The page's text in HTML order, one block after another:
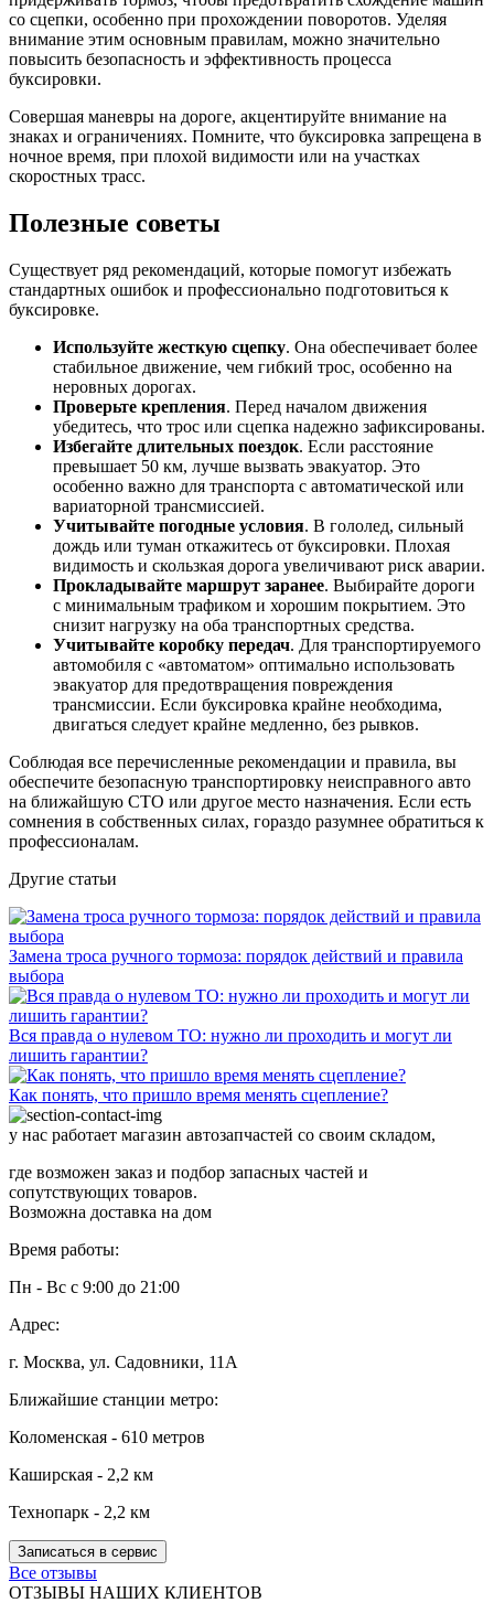
со сцепки, особенно при прохождении поворотов. Уделяя
внимание этим основным правилам, можно значительно
повысить безопасность и эффективность процесса
буксировки.
Совершая маневры на дороге, акцентируйте внимание на
знаках и ограничениях. Помните, что буксировка запрещена в
ночное время, при плохой видимости или на участках
скоростных трасс.
Полезные советы
Существует ряд рекомендаций, которые помогут избежать
стандартных ошибок и профессионально подготовиться к
буксировке.
Используйте жесткую сцепку. Она обеспечивает более
стабильное движение, чем гибкий трос, особенно на
неровных дорогах.
Проверьте крепления. Перед началом движения
убедитесь, что трос или сцепка надежно зафиксированы.
Избегайте длительных поездок. Если расстояние
превышает 50 км, лучше вызвать эвакуатор. Это
особенно важно для транспорта с автоматической или
вариаторной трансмиссией.
Учитывайте погодные условия. В гололед, сильный
дождь или туман откажитесь от буксировки. Плохая
видимость и скользкая дорога увеличивают риск аварии.
Прокладывайте маршрут заранее. Выбирайте дороги
с минимальным трафиком и хорошим покрытием. Это
снизит нагрузку на оба транспортных средства.
Учитывайте коробку передач. Для транспортируемого
автомобиля с «автоматом» оптимально использовать
эвакуатор для предотвращения повреждения
трансмиссии. Если буксировка крайне необходима,
двигаться следует крайне медленно, без рывков.
Соблюдая все перечисленные рекомендации и правила, вы
обеспечите безопасную транспортировку неисправного авто
на ближайшую СТО или другое место назначения. Если есть
сомнения в собственных силах, гораздо разумнее обратиться к
профессионалам.
Другие статьи
Замена троса ручного тормоза: порядок действий и правила
выбора
Вся правда о нулевом ТО: нужно ли проходить и могут ли
лишить гарантии?
Как понять, что пришло время менять сцепление?
у нас работает магазин автозапчастей со своим складом,
где возможен заказ и подбор запасных частей и
сопутствующих товаров.
Возможна доставка на дом
Время работы:
Пн - Вс с 9:00 до 21:00
Адрес:
г. Москва, ул. Садовники, 11А
Ближайшие станции метро:
Коломенская - 610 метров
Каширская - 2,2 км
Технопарк - 2,2 км
Записаться в сервис
Все отзывы
ОТЗЫВЫ НАШИХ КЛИЕНТОВ